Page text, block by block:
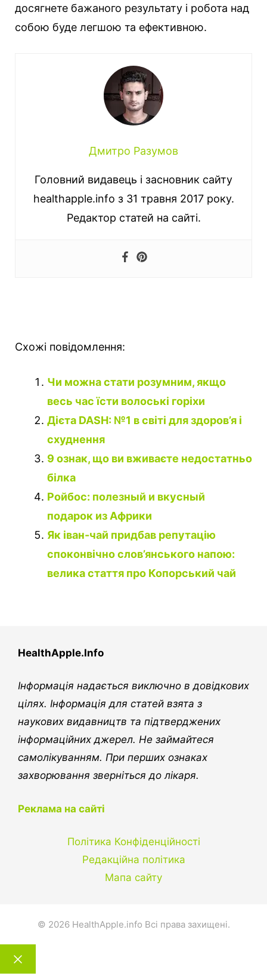
досягнете бажаного результату і робота над
собою буде легшою та ефективною.
Дмитро Разумов
Головний видавець і засновник сайту
healthapple.info з 31 травня 2017 року.
Редактор статей на сайті.
Схожі повідомлення:
Чи можна стати розумним, якщо
весь час їсти волоські горіхи
Дієта DASH: №1 в світі для здоров’я і
схуднення
9 ознак, що ви вживаєте недостатньо
білка
Ройбос: полезный и вкусный
подарок из Африки
Як іван-чай придбав репутацію
споконвічно слов’янського напою:
велика стаття про Копорський чай
HealthApple.Info
Інформація надається виключно в довідкових
цілях. Інформація для статей взята з
наукових видавництв та підтверджених
інформаційних джерел. Не займайтеся
самолікуванням. При перших ознаках
захворювання зверніться до лікаря.
Реклама на сайті
Політика Конфіденційності
Редакційна політика
Мапа сайту
© 2026 HealthApple.info Всі права захищені.
Закрити